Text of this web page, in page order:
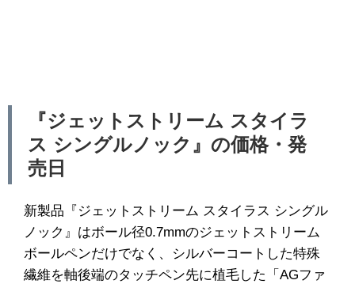
『ジェットストリーム スタイラ
ス シングルノック』の価格・発
売日
新製品『ジェットストリーム スタイラス シングル
ノック』はボール径0.7mmのジェットストリーム
ボールペンだけでなく、シルバーコートした特殊
繊維を軸後端のタッチペン先に植毛した「AGファ